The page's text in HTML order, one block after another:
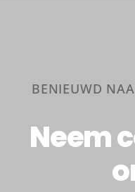
BENIEUWD
Neem